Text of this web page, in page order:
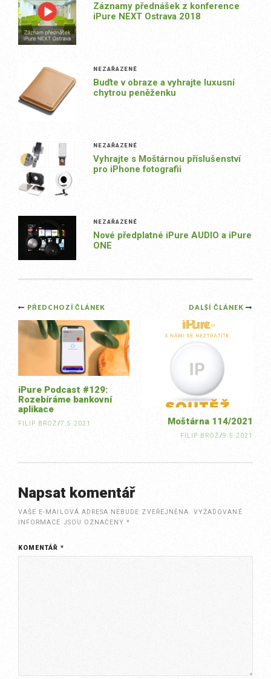
Záznamy přednášek z konference
iPure NEXT Ostrava 2018
NEZAŘAZENÉ
Buďte v obraze a vyhrajte luxusní
chytrou peněženku
NEZAŘAZENÉ
Vyhrajte s Moštárnou příslušenství
pro iPhone fotografii
NEZAŘAZENÉ
Nové předplatné iPure AUDIO a iPure
ONE
Post
navigation
DALŠÍ ČLÁNEK
Moštárna 114/2021
FILIP BROŽ/9.5.2021
PŘEDCHOZÍ ČLÁNEK
iPure Podcast #129:
Rozebíráme bankovní
aplikace
FILIP BROŽ/7.5.2021
Napsat komentář
VAŠE E-MAILOVÁ ADRESA NEBUDE ZVEŘEJNĚNA. VYŽADOVANÉ
INFORMACE JSOU OZNAČENY*
KOMENTÁŘ*